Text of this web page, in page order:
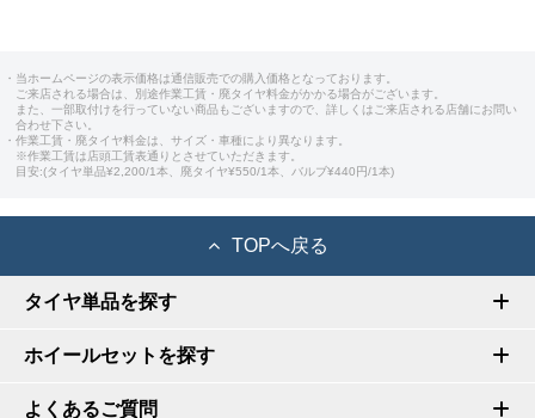
・当ホームページの表示価格は通信販売での購入価格となっております。
ご来店される場合は、別途作業工賃・廃タイヤ料金がかかる場合がございます。
また、一部取付けを行っていない商品もございますので、詳しくはご来店される店舗にお問い
合わせ下さい。
・作業工賃・廃タイヤ料金は、サイズ・車種により異なります。
※作業工賃は店頭工賃表通りとさせていただきます。
目安:(タイヤ単品¥2,200/1本、廃タイヤ¥550/1本、バルブ¥440円/1本)
TOPへ戻る
タイヤ単品を探す
ホイールセットを探す
よくあるご質問